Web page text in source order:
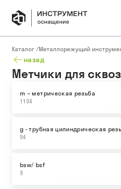
Каталог /Металлорежущий
назад
Метчики для
m – метрическая резьба
1104
g - трубная цилиндрическая
94
bsw/ bsf
9